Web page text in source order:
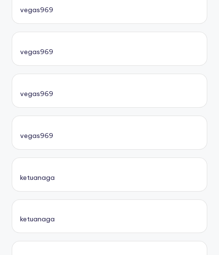
vegas969
vegas969
vegas969
vegas969
ketuanaga
ketuanaga